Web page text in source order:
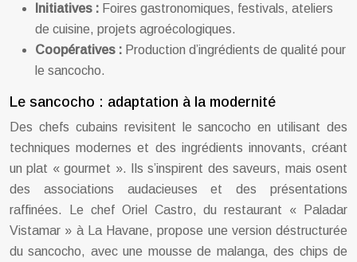
Initiatives : Foires gastronomiques, festivals, ateliers
de cuisine, projets agroécologiques.
Coopératives : Production d’ingrédients de qualité pour
le sancocho.
Le sancocho : adaptation à la modernité
Des chefs cubains revisitent le sancocho en utilisant des
techniques modernes et des ingrédients innovants, créant
un plat « gourmet ». Ils s’inspirent des saveurs, mais osent
des associations audacieuses et des présentations
raffinées. Le chef Oriel Castro, du restaurant « Paladar
Vistamar » à La Havane, propose une version déstructurée
du sancocho, avec une mousse de malanga, des chips de